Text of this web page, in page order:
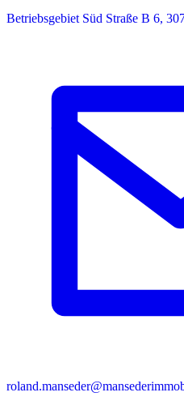
Betriebsgebiet Süd Straße B 6,